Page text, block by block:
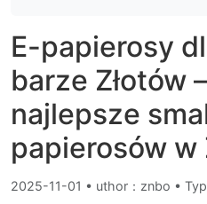
E-papierosy
barze Złotów
najlepsze
papierosów w
2025-11-01 • uthor：znbo •